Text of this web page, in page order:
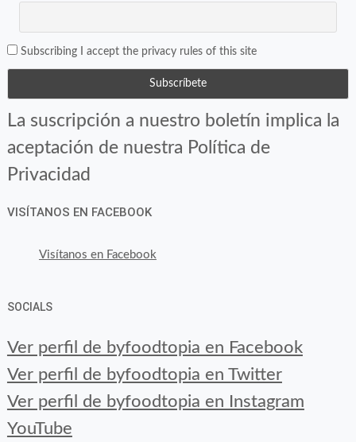
Subscribing I accept the privacy rules of this site
La suscripción a nuestro boletín implica la
aceptación de nuestra Política de
Privacidad
VISÍTANOS EN FACEBOOK
Visítanos en Facebook
SOCIALS
Ver perfil de byfoodtopia en Facebook
Ver perfil de byfoodtopia en Twitter
Ver perfil de byfoodtopia en Instagram
YouTube